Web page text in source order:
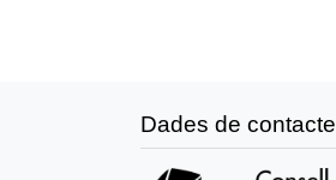
Dades de contacte